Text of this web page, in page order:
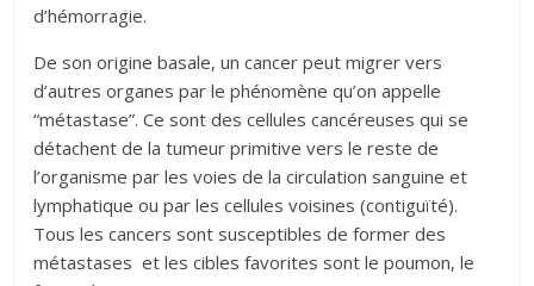
d’hémorragie.
De son origine basale, un cancer peut migrer vers
d’autres organes par le phénomène qu’on appelle
“métastase”. Ce sont des cellules cancéreuses qui se
détachent de la tumeur primitive vers le reste de
l’organisme par les voies de la circulation sanguine et
lymphatique ou par les cellules voisines (contiguïté).
Tous les cancers sont susceptibles de former des
métastases et les cibles favorites sont le poumon, le